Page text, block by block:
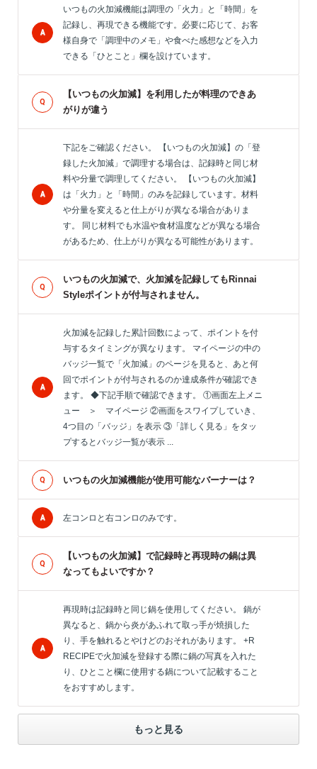
いつもの火加減機能は調理の「火力」と「時間」を
記録し、再現できる機能です。必要に応じて、お客
様自身で「調理中のメモ」や食べた感想などを入力
できる「ひとこと」欄を設けています。
【いつもの火加減】を利用したが料理のできあ
がりが違う
下記をご確認ください。 【いつもの火加減】の「登
録した火加減」で調理する場合は、記録時と同じ材
料や分量で調理してください。 【いつもの火加減】
は「火力」と「時間」のみを記録しています。材料
や分量を変えると仕上がりが異なる場合がありま
す。 同じ材料でも水温や食材温度などが異なる場合
があるため、仕上がりが異なる可能性があります。
いつもの火加減で、火加減を記録してもRinnai
Styleポイントが付与されません。
火加減を記録した累計回数によって、ポイントを付
与するタイミングが異なります。 マイページの中の
バッジ一覧で「火加減」のページを見ると、あと何
回でポイントが付与されるのか達成条件が確認でき
ます。 ◆下記手順で確認できます。 ①画面左上メニ
ュー ＞ マイページ ②画面をスワイプしていき、
4つ目の「バッジ」を表示 ③「詳しく見る」をタッ
プするとバッジ一覧が表示 ...
いつもの火加減機能が使用可能なバーナーは？
左コンロと右コンロのみです。
【いつもの火加減】で記録時と再現時の鍋は異
なってもよいですか？
再現時は記録時と同じ鍋を使用してください。 鍋が
異なると、鍋から炎があふれて取っ手が焼損した
り、手を触れるとやけどのおそれがあります。 +R
RECIPEで火加減を登録する際に鍋の写真を入れた
り、ひとこと欄に使用する鍋について記載すること
をおすすめします。
もっと見る